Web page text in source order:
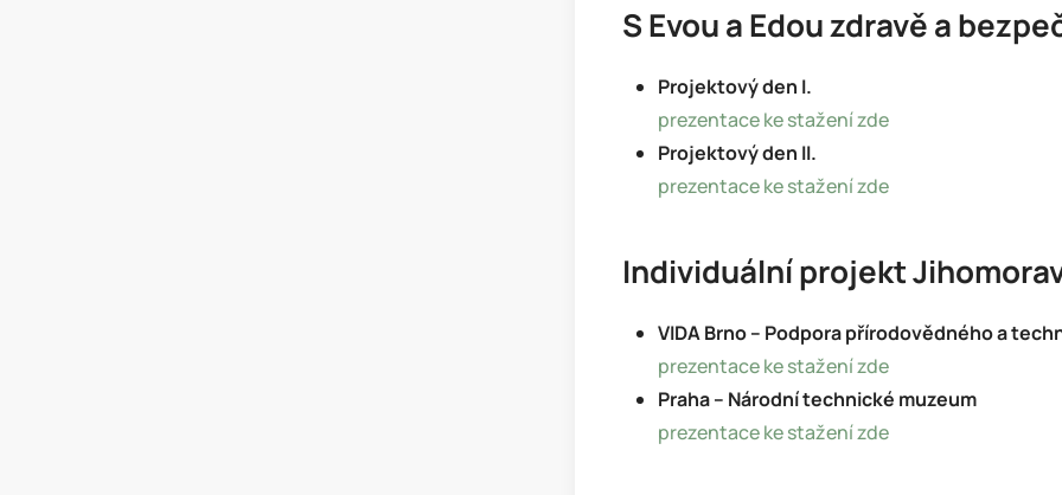
S Evou a Edou zdravě a
Projektový den I.
prezentace ke stažení zde
Projektový den II.
prezentace ke stažení zde
Individuální projekt
VIDA Brno – Podpora přírodovědného a
prezentace ke stažení zde
Praha – Národní technické muzeum
prezentace ke stažení zde